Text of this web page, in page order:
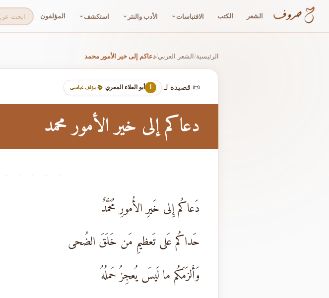
الشعر الكتب الاقتباسات الأدب والنثر استكشف المؤلفون
الرئيسية/الشعر العربي/دعاكم إلى خير الأمور محمد
📜 قصيدة لـ أ أبو العلاء المعري 📚 مؤلف عباسي
دعاكم إلى خير الأمور محمد
· · · · ·
دَعاكُم إِلى خَيرِ الأُمورِ مُحَمَّدٌ
حَداكُم عَلى تَعظيمِ مَن خَلَقَ الضُحى
وَأَلزَمَكُم ما لَيسَ يُعجِزُ حَملُهُ